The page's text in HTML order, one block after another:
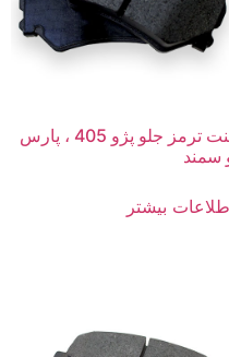
لنت ترمز جلو پژو 405 ، پارس
سمند
بیشتر